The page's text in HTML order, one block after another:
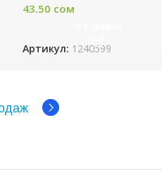
43.50 сом
Артикул: 1240599